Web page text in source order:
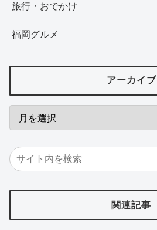
旅行・おでかけ
福岡グルメ
アーカイブ
関連記事